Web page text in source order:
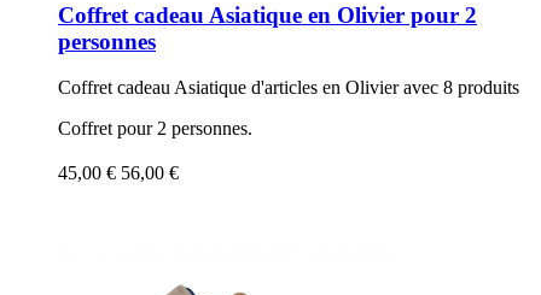
Coffret cadeau Asiatique en Olivier pour 2
personnes
Coffret cadeau Asiatique d'articles en Olivier avec 8 produits
Coffret pour 2 personnes.
45,00 € 56,00 €